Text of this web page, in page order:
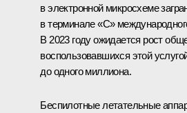
в электронной микросхеме
в терминале «С»
В 2023 году ожидается рост
воспользовавшихся этой
до одного миллиона.
Беспилотные летательные